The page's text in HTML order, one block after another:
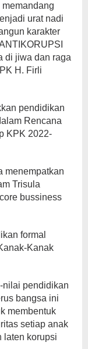
urat nadi
karakter
di jiwa dan raga
H. Firli
pendidikan
Rencana
KPK 2022-
menempatkan
Trisula
bussiness
formal
Kanak
nilai pendidikan
bangsa ini
membentuk
setiap anak
laten korupsi